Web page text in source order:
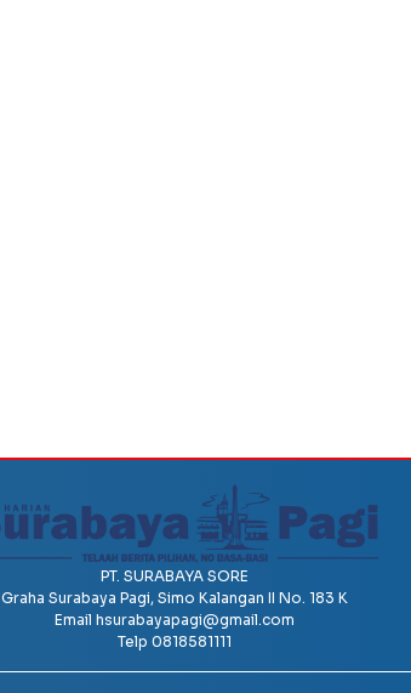
PT. SURABAYA SORE
Graha Surabaya Pagi, Simo Kalangan II No. 183 K
Email hsurabayapagi@gmail.com
Telp 0818581111